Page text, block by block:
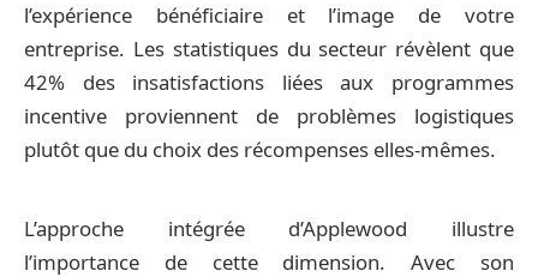
l’expérience bénéficiaire et l’image de votre
entreprise. Les statistiques du secteur révèlent que
42% des insatisfactions liées aux programmes
incentive proviennent de problèmes logistiques
plutôt que du choix des récompenses elles-mêmes.
L’approche intégrée d’Applewood illustre
l’importance de cette dimension. Avec son